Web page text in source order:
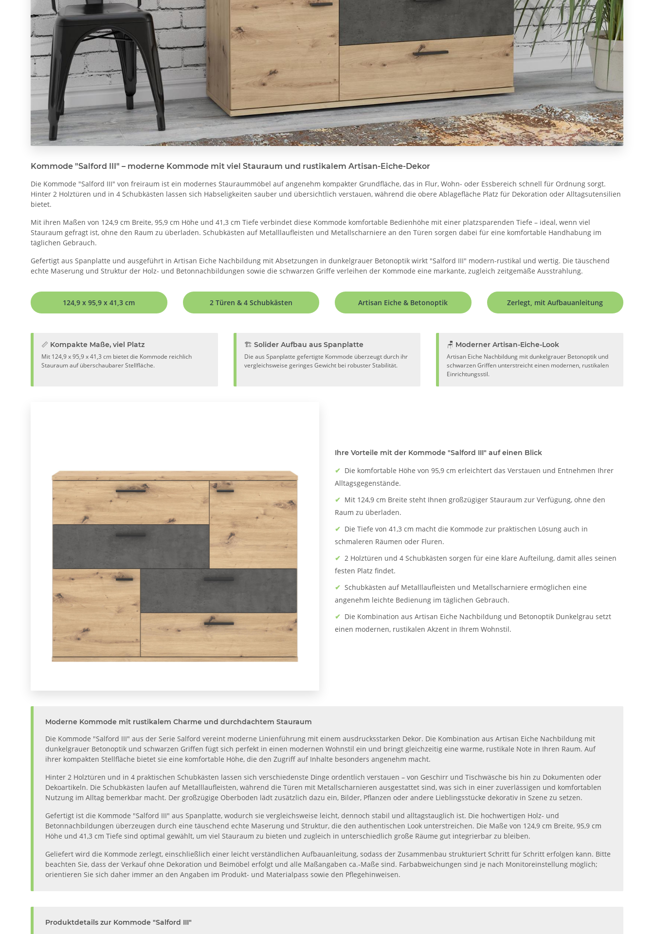
Kommode "Salford III" – moderne Kommode mit viel Stauraum und rustikalem Artisan-Eiche-Dekor
Die Kommode "Salford III" von freiraum ist ein modernes Stauraummöbel auf angenehm kompakter Grundfläche, das in Flur, Wohn- oder Essbereich schnell für Ordnung sorgt.
Hinter 2 Holztüren und in 4 Schubkästen lassen sich Habseligkeiten sauber und übersichtlich verstauen, während die obere Ablagefläche Platz für Dekoration oder Alltagsutensilien
bietet.
Mit ihren Maßen von 124,9 cm Breite, 95,9 cm Höhe und 41,3 cm Tiefe verbindet diese Kommode komfortable Bedienhöhe mit einer platzsparenden Tiefe – ideal, wenn viel
Stauraum gefragt ist, ohne den Raum zu überladen. Schubkästen auf Metalllaufleisten und Metallscharniere an den Türen sorgen dabei für eine komfortable Handhabung im
täglichen Gebrauch.
Gefertigt aus Spanplatte und ausgeführt in Artisan Eiche Nachbildung mit Absetzungen in dunkelgrauer Betonoptik wirkt "Salford III" modern-rustikal und wertig. Die täuschend
echte Maserung und Struktur der Holz- und Betonnachbildungen sowie die schwarzen Griffe verleihen der Kommode eine markante, zugleich zeitgemäße Ausstrahlung.
124,9 x 95,9 x 41,3 cm 2 Türen & 4 Schubkästen Artisan Eiche & Betonoptik Zerlegt, mit Aufbauanleitung
📏 Kompakte Maße, viel Platz
Mit 124,9 x 95,9 x 41,3 cm bietet die Kommode reichlich
Stauraum auf überschaubarer Stellfläche.
🏗️ Solider Aufbau aus Spanplatte
Die aus Spanplatte gefertigte Kommode überzeugt durch ihr
vergleichsweise geringes Gewicht bei robuster Stabilität.
🪑 Moderner Artisan-Eiche-Look
Artisan Eiche Nachbildung mit dunkelgrauer Betonoptik und
schwarzen Griffen unterstreicht einen modernen, rustikalen
Einrichtungsstil.
Ihre Vorteile mit der Kommode "Salford III" auf einen Blick
✔ Die komfortable Höhe von 95,9 cm erleichtert das Verstauen und Entnehmen Ihrer
Alltagsgegenstände.
✔ Mit 124,9 cm Breite steht Ihnen großzügiger Stauraum zur Verfügung, ohne den
Raum zu überladen.
✔ Die Tiefe von 41,3 cm macht die Kommode zur praktischen Lösung auch in
schmaleren Räumen oder Fluren.
✔ 2 Holztüren und 4 Schubkästen sorgen für eine klare Aufteilung, damit alles seinen
festen Platz findet.
✔ Schubkästen auf Metalllaufleisten und Metallscharniere ermöglichen eine
angenehm leichte Bedienung im täglichen Gebrauch.
✔ Die Kombination aus Artisan Eiche Nachbildung und Betonoptik Dunkelgrau setzt
einen modernen, rustikalen Akzent in Ihrem Wohnstil.
Moderne Kommode mit rustikalem Charme und durchdachtem Stauraum
Die Kommode "Salford III" aus der Serie Salford vereint moderne Linienführung mit einem ausdrucksstarken Dekor. Die Kombination aus Artisan Eiche Nachbildung mit
dunkelgrauer Betonoptik und schwarzen Griffen fügt sich perfekt in einen modernen Wohnstil ein und bringt gleichzeitig eine warme, rustikale Note in Ihren Raum. Auf
ihrer kompakten Stellfläche bietet sie eine komfortable Höhe, die den Zugriff auf Inhalte besonders angenehm macht.
Hinter 2 Holztüren und in 4 praktischen Schubkästen lassen sich verschiedenste Dinge ordentlich verstauen – von Geschirr und Tischwäsche bis hin zu Dokumenten oder
Dekoartikeln. Die Schubkästen laufen auf Metalllaufleisten, während die Türen mit Metallscharnieren ausgestattet sind, was sich in einer zuverlässigen und komfortablen
Nutzung im Alltag bemerkbar macht. Der großzügige Oberboden lädt zusätzlich dazu ein, Bilder, Pflanzen oder andere Lieblingsstücke dekorativ in Szene zu setzen.
Gefertigt ist die Kommode "Salford III" aus Spanplatte, wodurch sie vergleichsweise leicht, dennoch stabil und alltagstauglich ist. Die hochwertigen Holz- und
Betonnachbildungen überzeugen durch eine täuschend echte Maserung und Struktur, die den authentischen Look unterstreichen. Die Maße von 124,9 cm Breite, 95,9 cm
Höhe und 41,3 cm Tiefe sind optimal gewählt, um viel Stauraum zu bieten und zugleich in unterschiedlich große Räume gut integrierbar zu bleiben.
Geliefert wird die Kommode zerlegt, einschließlich einer leicht verständlichen Aufbauanleitung, sodass der Zusammenbau strukturiert Schritt für Schritt erfolgen kann. Bitte
beachten Sie, dass der Verkauf ohne Dekoration und Beimöbel erfolgt und alle Maßangaben ca.-Maße sind. Farbabweichungen sind je nach Monitoreinstellung möglich;
orientieren Sie sich daher immer an den Angaben im Produkt- und Materialpass sowie den Pflegehinweisen.
Produktdetails zur Kommode "Salford III"